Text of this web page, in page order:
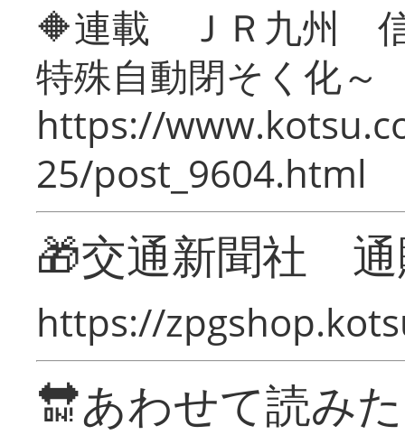
🔶連載 ＪＲ九州 信
特殊自動閉そく化～
https://
25/post_9604.html
🎁交通新聞社
https://
🔛あわせて読み